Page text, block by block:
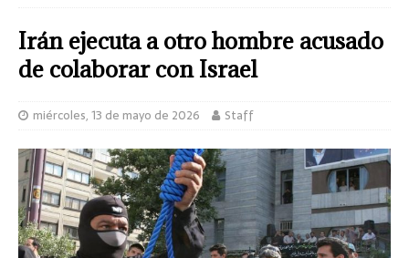
Irán ejecuta a otro hombre acusado
de colaborar con Israel
miércoles, 13 de mayo de 2026 Staff